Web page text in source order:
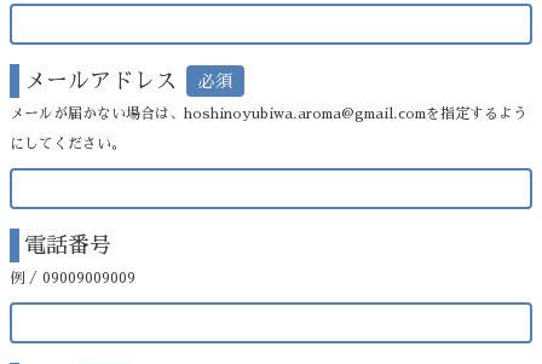
メールアドレス
メールが届かない場合は、hoshinoyubiwa.aroma@gmail.comを指定するよう
にしてください。
電話番号
例 / 09009009009